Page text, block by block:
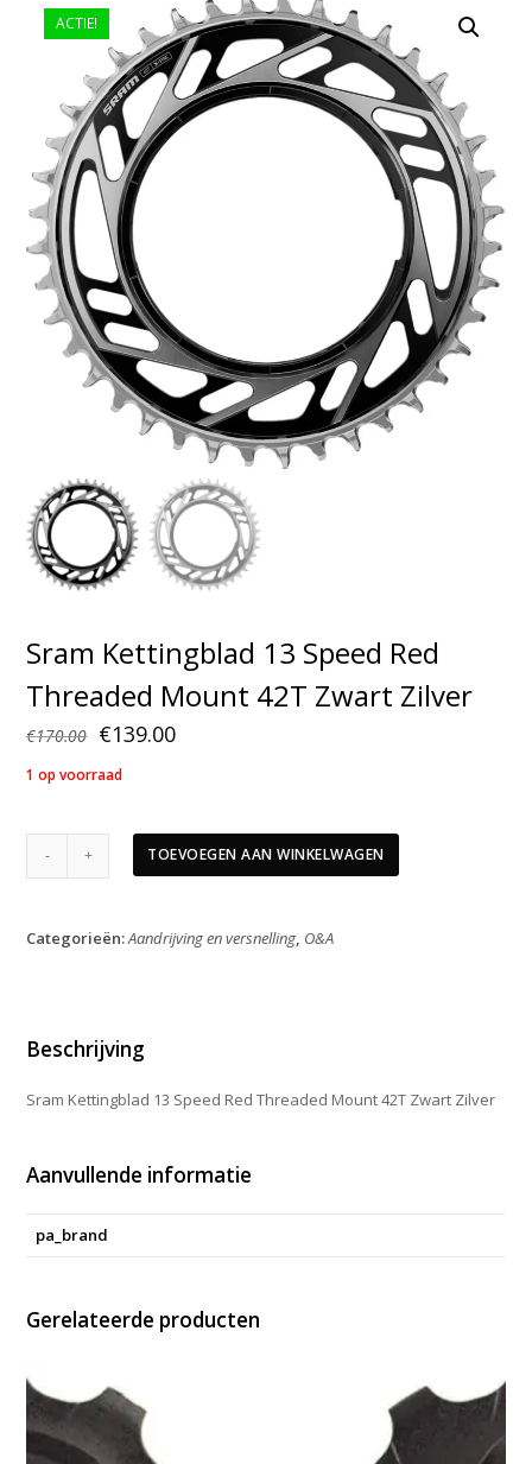
ACTIE!
Sram Kettingblad 13 Speed Red
Threaded Mount 42T Zwart Zilver
€170.00 Oorspronkelijke
prijs
€170.00.
€139.00Huidige
€139.00.
1 op voorraad
Kettingblad
Red
Zwart
aantal
TOEVOEGEN AAN WINKELWAGEN
Categorieën:Aandrijving en versnelling, O&A
Beschrijving
Sram Kettingblad 13 Speed Red Threaded Mount 42T Zwart Zilver
Aanvullende informatie
pa_brand
Gerelateerde producten